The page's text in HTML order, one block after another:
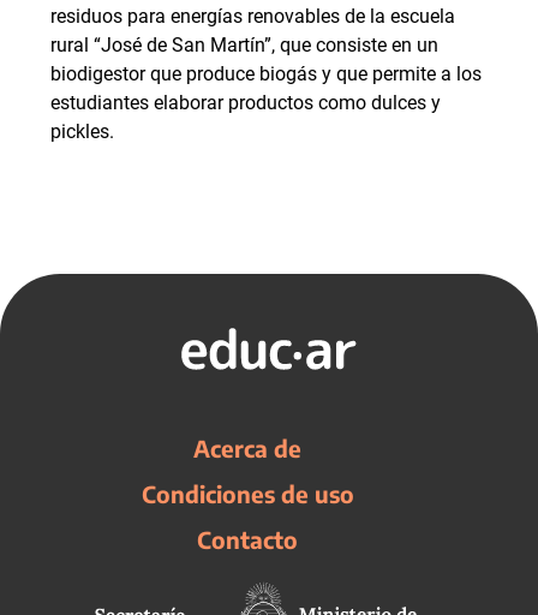
residuos para energías renovables de la escuela
rural “José de San Martín”, que consiste en un
biodigestor que produce biogás y que permite a los
estudiantes elaborar productos como dulces y
pickles.
Acerca de
Condiciones de uso
Contacto